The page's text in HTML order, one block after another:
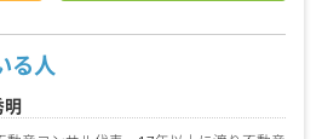
る人
明